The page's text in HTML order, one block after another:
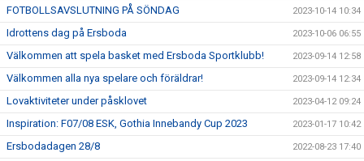
FOTBOLLSAVSLUTNING PÅ SÖNDAG 2023-10-14 10:34
Idrottens dag på Ersboda 2023-10-06 06:55
Välkommen att spela basket med Ersboda Sportklubb! 2023-09-14 12:58
Välkommen alla nya spelare och föräldrar! 2023-09-14 12:34
Lovaktiviteter under påsklovet 2023-04-12 09:24
Inspiration: F07/08 ESK, Gothia Innebandy Cup 2023 2023-01-17 10:42
Ersbodadagen 28/8 2022-08-23 17:40